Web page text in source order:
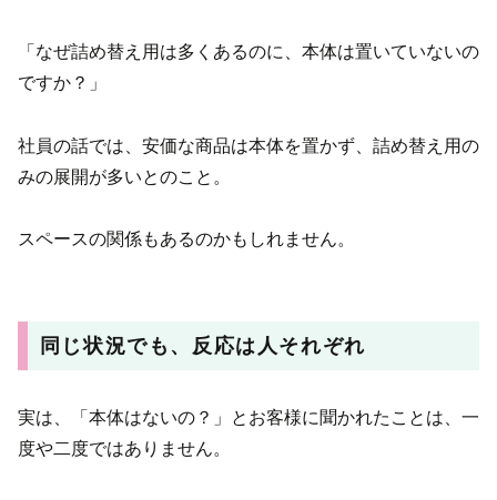
「なぜ詰め替え用は多くあるのに、本体は置いていないの
ですか？」
社員の話では、安価な商品は本体を置かず、詰め替え用の
みの展開が多いとのこと。
スペースの関係もあるのかもしれません。
同じ状況でも、反応は人それぞれ
実は、「本体はないの？」とお客様に聞かれたことは、一
度や二度ではありません。